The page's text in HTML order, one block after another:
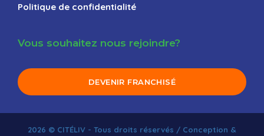
Politique de confidentialité
Vous souhaitez nous rejoindre?
DEVENIR FRANCHISÉ
2026 © CITÉLIV - Tous droits réservés / Conception &